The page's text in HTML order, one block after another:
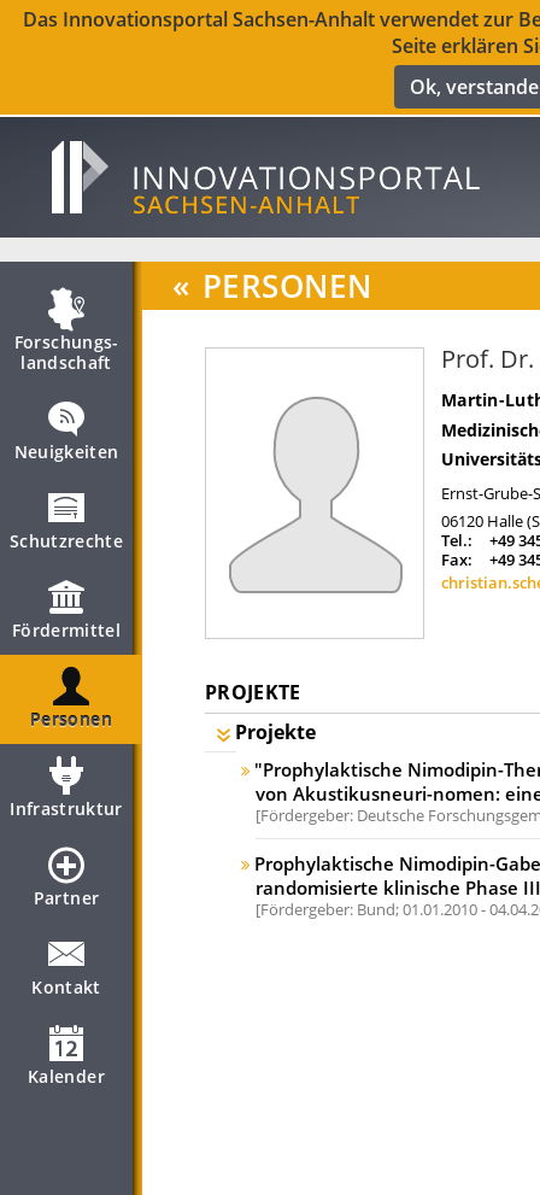
Das Innovationsportal Sachsen-Anhalt verwendet zur
Seite erklären
Ok,
Forschungs­
landschaft
Neuigkeiten
Schutzrechte
Fördermittel
Personen
Infrastruktur
Partner
Kontakt
Kalender
« PERSONEN
Prof.
Martin-
Ernst-Grube-
06120 Halle
Tel.:
+49
Fax:
+49
PROJEKTE
Projekte
"Prophylaktische Nimodipin-
von Akustikusneuri-nomen:
Fördergeber: Deutsche
Prophylaktische Nimodipin-
randomisierte klinische Phase
Fördergeber: Bund;01.01.2010 -